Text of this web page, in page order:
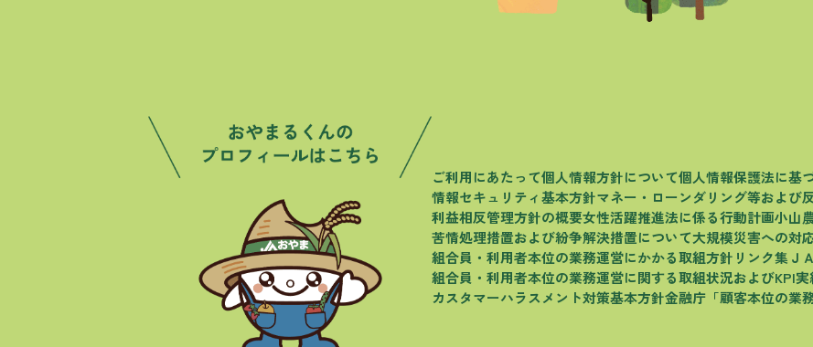
ご利用にあたって個人情報方針について個人情報保護法に基
情報セキュリティ基本方針マネー・ローンダリング等および
利益相反管理方針の概要女性活躍推進法に係る行動計画小山
苦情処理措置および紛争解決措置について大規模災害への対
組合員・利用者本位の業務運営にかかる取組方針 リンク集 Ｊ
組合員・利用者本位の業務運営に関する取組状況およびKPI
カスタマーハラスメント対策基本方針金融庁「顧客本位の業